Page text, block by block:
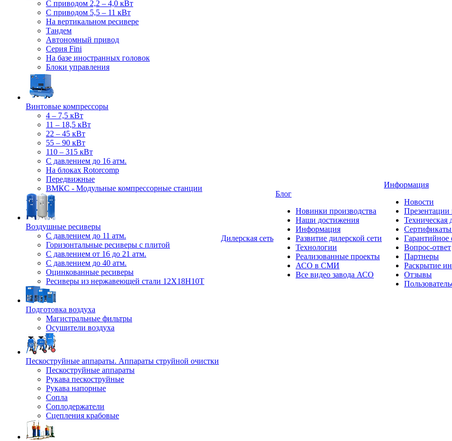
С приводом 2,2 – 4,0 кВт
С приводом 5,5 – 11 кВт
На вертикальном ресивере
Тандем
Автономный привод
Серия Fini
На базе иностранных головок
Блоки управления
Винтовые компрессоры
4 – 7,5 кВт
11 – 18,5 кВт
22 – 45 кВт
55 – 90 кВт
110 – 315 кВт
С давлением до 16 атм.
На блоках Rotorcomp
Передвижные
ВМКС - Модульные компрессорные станции
Воздушные ресиверы
С давлением до 11 атм.
Горизонтальные ресиверы с плитой
С давлением от 16 до 21 атм.
С давлением до 40 атм.
Оцинкованные ресиверы
Ресиверы из нержавеющей стали 12Х18Н10Т
Подготовка воздуха
Магистральные фильтры
Осушители воздуха
Пескоструйные аппараты. Аппараты струйной очистки
Пескоструйные аппараты
Рукава пескоструйные
Рукава напорные
Сопла
Соплодержатели
Сцепления крабовые
Дилерская сеть
Блог
Новинки производства
Наши достижения
Информация
Развитие дилерской сети
Технологии
Реализованные проекты
АСО в СМИ
Все видео завода АСО
Информация
Новости
Техническая
Сертификаты
Гарантийное
Вопрос-ответ
Партнеры
Раскрытие
Отзывы